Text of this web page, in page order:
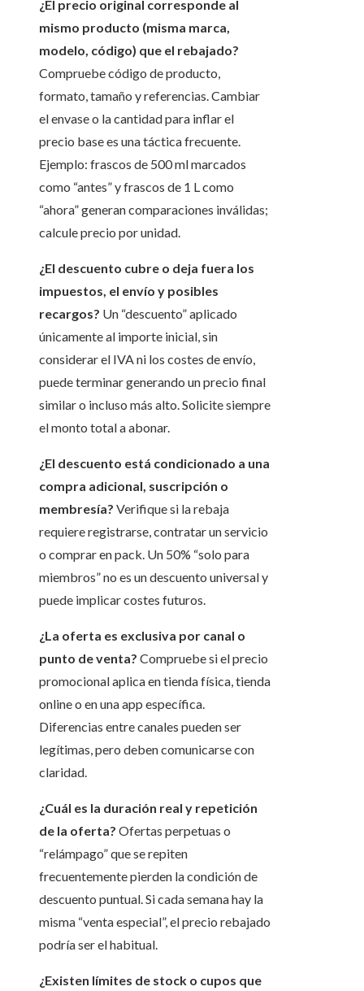
¿El precio original corresponde al
mismo producto (misma marca,
modelo, código) que el rebajado?
Compruebe código de producto,
formato, tamaño y referencias. Cambiar
el envase o la cantidad para inflar el
precio base es una táctica frecuente.
Ejemplo: frascos de 500 ml marcados
como “antes” y frascos de 1 L como
“ahora” generan comparaciones inválidas;
calcule precio por unidad.
¿El descuento cubre o deja fuera los
impuestos, el envío y posibles
recargos? Un “descuento” aplicado
únicamente al importe inicial, sin
considerar el IVA ni los costes de envío,
puede terminar generando un precio final
similar o incluso más alto. Solicite siempre
el monto total a abonar.
¿El descuento está condicionado a una
compra adicional, suscripción o
membresía? Verifique si la rebaja
requiere registrarse, contratar un servicio
o comprar en pack. Un 50% “solo para
miembros” no es un descuento universal y
puede implicar costes futuros.
¿La oferta es exclusiva por canal o
punto de venta? Compruebe si el precio
promocional aplica en tienda física, tienda
online o en una app específica.
Diferencias entre canales pueden ser
legítimas, pero deben comunicarse con
claridad.
¿Cuál es la duración real y repetición
de la oferta? Ofertas perpetuas o
“relámpago” que se repiten
frecuentemente pierden la condición de
descuento puntual. Si cada semana hay la
misma “venta especial”, el precio rebajado
podría ser el habitual.
¿Existen límites de stock o cupos que